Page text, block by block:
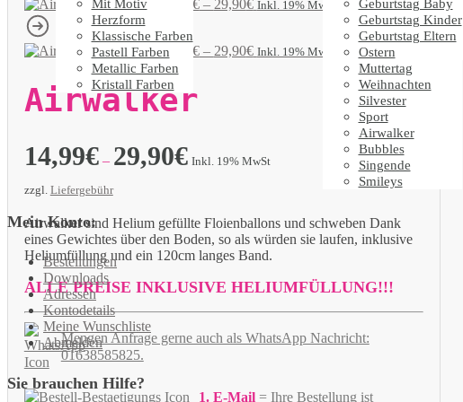
Mit Motiv
Herzform
Klassische Farben
Pastell Farben
Metallic Farben
Kristall Farben
Geburtstag Baby
Geburtstag Kinder
Geburtstag Eltern
Ostern
Muttertag
Weihnachten
Silvester
Sport
Airwalker
Bubbles
Singende
Smileys
Mein Konto:
Bestellungen
Downloads
Adressen
Kontodetails
Meine Wunschliste
Abmelden
Sie brauchen Hilfe?
Airwalker €– 29,90€ Inkl. 19% MwSt
Airwalker 14,99 €– 29,90€ Inkl. 19% MwSt
Airwalker
14,99€– 29,90€ Inkl. 19% MwSt
zzgl. Liefergebühr
Airwalker sind Helium gefüllte Floienballons und schweben Dank
eines Gewichtes über den Boden, so als würden sie laufen, inklusive
Heliumfüllung und ein 120cm langes Band.
ALLE PREISE INKLUSIVE HELIUMFÜLLUNG!!!
Mengen Anfrage gerne auch als WhatsApp Nachricht:
01638585825.
1. E-Mail= Ihre Bestellung ist